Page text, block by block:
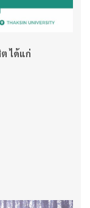
ได้แก่